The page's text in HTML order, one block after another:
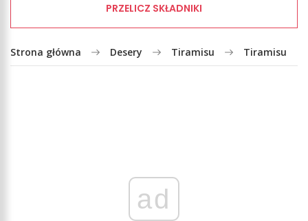
PRZELICZ SKŁADNIKI
Strona główna Desery Tiramisu Tiramisu
ad